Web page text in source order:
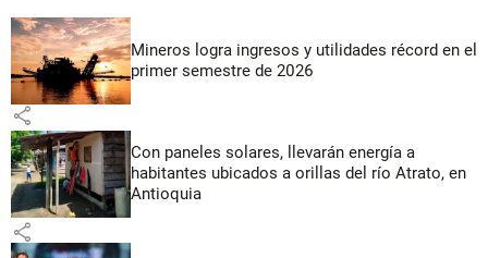
Mineros logra ingresos y utilidades récord en el
primer semestre de 2026
share
Con paneles solares, llevarán energía a
habitantes ubicados a orillas del río Atrato, en
Antioquia
share